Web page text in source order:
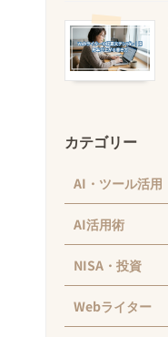
カテゴリー
AI・ツール活用
AI活用術
NISA・投資
Webライター